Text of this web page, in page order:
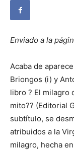
Enviado a la
Acaba de
Briongos (i) y
libro ? El milagro
mito?? (Editorial
subtítulo, se
atribuidos a la
milagro, hecha